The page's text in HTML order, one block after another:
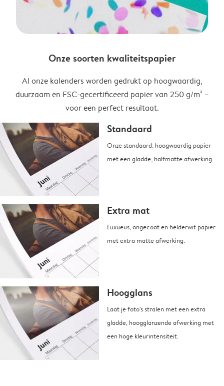
Onze soorten kwaliteitspapier
Al onze kalenders worden gedrukt op hoogwaardig,
duurzaam en FSC-gecertificeerd papier van 250 g/m² –
voor een perfect resultaat.
Standaard
Onze standaard: hoogwaardig papier
met een gladde, halfmatte afwerking.
Extra mat
Luxueus, ongecoat en helderwit papier
met extra matte afwerking.
Hoogglans
Laat je foto's stralen met een extra
gladde, hoogglanzende afwerking met
een hoge kleurintensiteit.